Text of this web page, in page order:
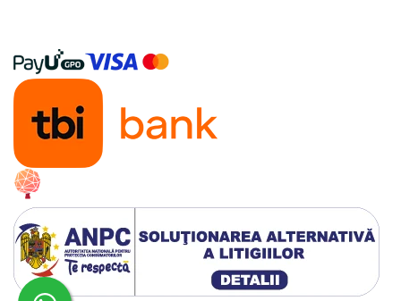
Figurine
Altele
Screens
Nolzur
Premium
Board games
Harti
Teren
Alte RPG